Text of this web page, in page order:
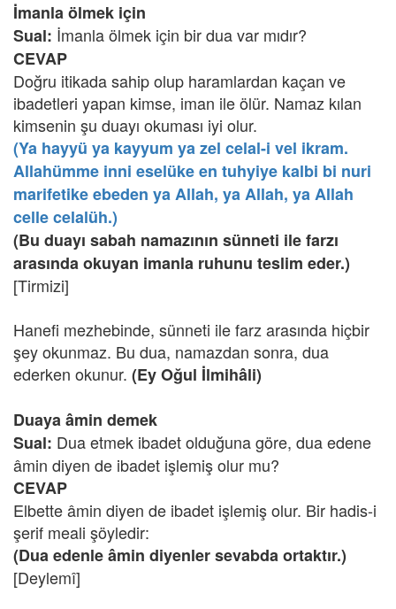
İmanla ölmek için
Sual: İmanla ölmek için bir dua var mıdır?
CEVAP
Doğru itikada sahip olup haramlardan kaçan ve
ibadetleri yapan kimse, iman ile ölür. Namaz kılan
kimsenin şu duayı okuması iyi olur.
(Ya hayyü ya kayyum ya zel celal-i vel ikram.
Allahümme inni eselüke en tuhyiye kalbi bi nuri
marifetike ebeden ya Allah, ya Allah, ya Allah
celle celalüh.)
(Bu duayı sabah namazının sünneti ile farzı
arasında okuyan imanla ruhunu teslim eder.)
[Tirmizi]
Hanefi mezhebinde, sünneti ile farz arasında hiçbir
şey okunmaz. Bu dua, namazdan sonra, dua
ederken okunur. (Ey Oğul İlmihâli)
Duaya âmin demek
Sual: Dua etmek ibadet olduğuna göre, dua edene
âmin diyen de ibadet işlemiş olur mu?
CEVAP
Elbette âmin diyen de ibadet işlemiş olur. Bir hadis-i
şerif meali şöyledir:
(Dua edenle âmin diyenler sevabda ortaktır.)
[Deylemî]